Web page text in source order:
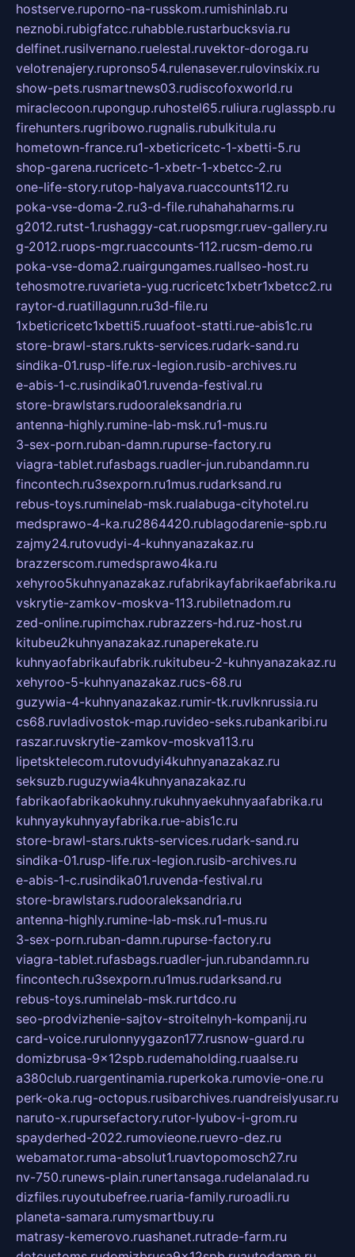
hostserve.ruporno-na-russkom.rumishinlab.ru
neznobi.rubigfatcc.ruhabble.rustarbucksvia.ru
delfinet.rusilvernano.ruelestal.ruvektor-doroga.ru
velotrenajery.rupronso54.rulenasever.rulovinskix.ru
show-pets.rusmartnews03.rudiscofoxworld.ru
miraclecoon.rupongup.ruhostel65.ruliura.ruglasspb.ru
firehunters.rugribowo.rugnalis.rubulkitula.ru
hometown-france.ru1-xbeticricetc-1-xbetti-5.ru
shop-garena.rucricetc-1-xbetr-1-xbetcc-2.ru
one-life-story.rutop-halyava.ruaccounts112.ru
poka-vse-doma-2.ru3-d-file.ruhahahaharms.ru
g2012.rutst-1.rushaggy-cat.ruopsmgr.ruev-gallery.ru
g-2012.ruops-mgr.ruaccounts-112.rucsm-demo.ru
poka-vse-doma2.ruairgungames.ruallseo-host.ru
tehosmotre.ruvarieta-yug.rucricetc1xbetr1xbetcc2.ru
raytor-d.ruatillagunn.ru3d-file.ru
1xbeticricetc1xbetti5.ruuafoot-statti.rue-abis1c.ru
store-brawl-stars.rukts-services.rudark-sand.ru
sindika-01.rusp-life.rux-legion.rusib-archives.ru
e-abis-1-c.rusindika01.ruvenda-festival.ru
store-brawlstars.rudooraleksandria.ru
antenna-highly.rumine-lab-msk.ru1-mus.ru
3-sex-porn.ruban-damn.rupurse-factory.ru
viagra-tablet.rufasbags.ruadler-jun.rubandamn.ru
fincontech.ru3sexporn.ru1mus.rudarksand.ru
rebus-toys.ruminelab-msk.rualabuga-cityhotel.ru
medsprawo-4-ka.ru2864420.rublagodarenie-spb.ru
zajmy24.rutovudyi-4-kuhnyanazakaz.ru
brazzerscom.rumedsprawo4ka.ru
xehyroo5kuhnyanazakaz.rufabrikayfabrikaefabrika.ru
vskrytie-zamkov-moskva-113.rubiletnadom.ru
zed-online.rupimchax.rubrazzers-hd.ruz-host.ru
kitubeu2kuhnyanazakaz.runaperekate.ru
kuhnyaofabrikaufabrik.rukitubeu-2-kuhnyanazakaz.ru
xehyroo-5-kuhnyanazakaz.rucs-68.ru
guzywia-4-kuhnyanazakaz.rumir-tk.ruvlknrussia.ru
cs68.ruvladivostok-map.ruvideo-seks.rubankaribi.ru
raszar.ruvskrytie-zamkov-moskva113.ru
lipetsktelecom.rutovudyi4kuhnyanazakaz.ru
seksuzb.ruguzywia4kuhnyanazakaz.ru
fabrikaofabrikaokuhny.rukuhnyaekuhnyaafabrika.ru
kuhnyaykuhnyayfabrika.rue-abis1c.ru
store-brawl-stars.rukts-services.rudark-sand.ru
sindika-01.rusp-life.rux-legion.rusib-archives.ru
e-abis-1-c.rusindika01.ruvenda-festival.ru
store-brawlstars.rudooraleksandria.ru
antenna-highly.rumine-lab-msk.ru1-mus.ru
3-sex-porn.ruban-damn.rupurse-factory.ru
viagra-tablet.rufasbags.ruadler-jun.rubandamn.ru
fincontech.ru3sexporn.ru1mus.rudarksand.ru
rebus-toys.ruminelab-msk.rurtdco.ru
seo-prodvizhenie-sajtov-stroitelnyh-kompanij.ru
card-voice.rurulonnyygazon177.rusnow-guard.ru
domizbrusa-9x12spb.rudemaholding.ruaalse.ru
a380club.ruargentinamia.ruperkoka.rumovie-one.ru
perk-oka.rug-octopus.rusibarchives.ruandreislyusar.ru
naruto-x.rupursefactory.rutor-lyubov-i-grom.ru
spayderhed-2022.rumovieone.ruevro-dez.ru
webamator.ruma-absolut1.ruavtopomosch27.ru
nv-750.runews-plain.runertansaga.rudelanalad.ru
dizfiles.ruyoutubefree.ruaria-family.ruroadli.ru
planeta-samara.rumysmartbuy.ru
matrasy-kemerovo.ruashanet.rutrade-farm.ru